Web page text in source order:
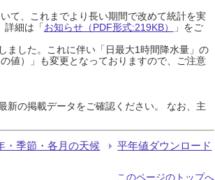
て、これまでより長い期間で改めて統計を実
詳細は「お知らせ（PDF形式:219KB）
」をご
ました。これに伴い「日最大1時間降水量」の
値）」も変更となっておりますので、ご注意
の掲載データをご確認ください。 なお、主
・季節・各月の天候 平年値ダウンロード
このページのトップへ